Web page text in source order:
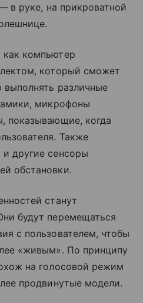
в руке, на прикроватной
компьютер
который сможет
выполнять различные
микрофоны
показывающие, когда
Также
другие сенсоры
обстановки.
станут
будут перемещаться
с пользователем, чтобы
«живым». По принципу
на голосовой режим
продвинутые модели.